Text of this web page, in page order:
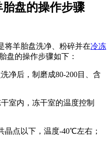
盘的操作步骤
将羊胎盘洗净、粉碎并在冷冻
盘的操作步骤如下：
净后，制磨成80-200目、含
室内，冻干室的温度控制
晶点以下，温度-40℃左右；